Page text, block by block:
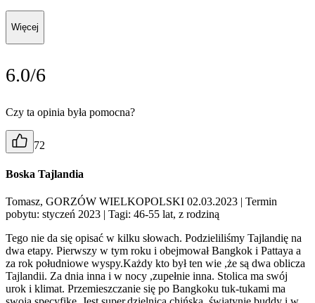
Więcej
6.0/6
Czy ta opinia była pomocna?
72
Boska Tajlandia
Tomasz, GORZÓW WIELKOPOLSKI 02.03.2023 | Termin
pobytu: styczeń 2023 | Tagi: 46-55 lat, z rodziną
Tego nie da się opisać w kilku słowach. Podzieliliśmy Tajlandię na
dwa etapy. Pierwszy w tym roku i obejmował Bangkok i Pattaya a
za rok południowe wyspy.Każdy kto był ten wie ,że są dwa oblicza
Tajlandii. Za dnia inna i w nocy ,zupełnie inna. Stolica ma swój
urok i klimat. Przemieszczanie się po Bangkoku tuk-tukami ma